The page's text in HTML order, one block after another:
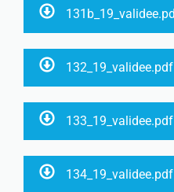
132_19_validee.pdf
133_19_validee.pdf
134_19_validee.pdf